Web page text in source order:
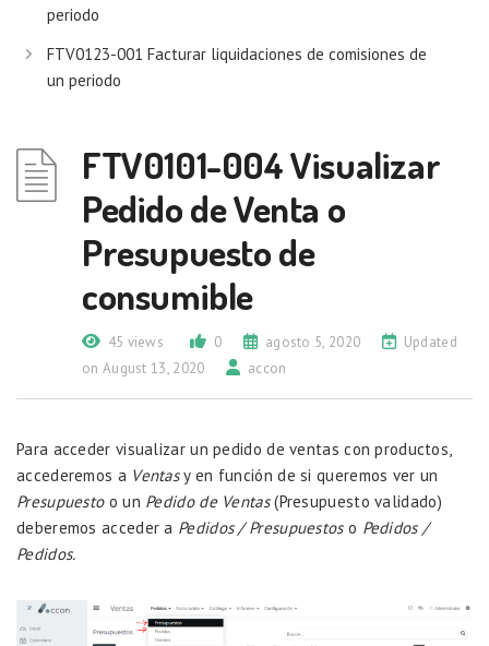
periodo
FTV0123-001 Facturar liquidaciones de comisiones de
un periodo
FTV0101-004 Visualizar
Pedido de Venta o
Presupuesto de
consumible
45 views 0 agosto 5, 2020
Updated
on August 13, 2020
accon
Para acceder visualizar un pedido de ventas con productos,
accederemos aVentasy en función de si queremos ver un
Presupuestoo un Pedido de Ventas(Presupuesto validado)
deberemos acceder a Pedidos / Presupuestoso Pedidos /
Pedidos.